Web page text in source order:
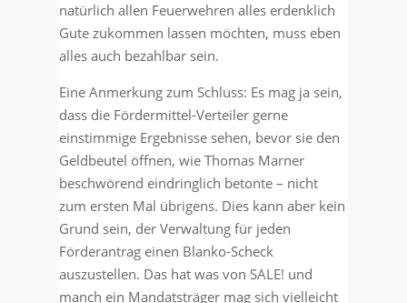
natürlich allen Feuerwehren alles erdenklich
Gute zukommen lassen möchten, muss eben
alles auch bezahlbar sein.
Eine Anmerkung zum Schluss: Es mag ja sein,
dass die Fördermittel-Verteiler gerne
einstimmige Ergebnisse sehen, bevor sie den
Geldbeutel öffnen, wie Thomas Marner
beschwörend eindringlich betonte – nicht
zum ersten Mal übrigens. Dies kann aber kein
Grund sein, der Verwaltung für jeden
Förderantrag einen Blanko-Scheck
auszustellen. Das hat was von SALE! und
manch ein Mandatsträger mag sich vielleicht